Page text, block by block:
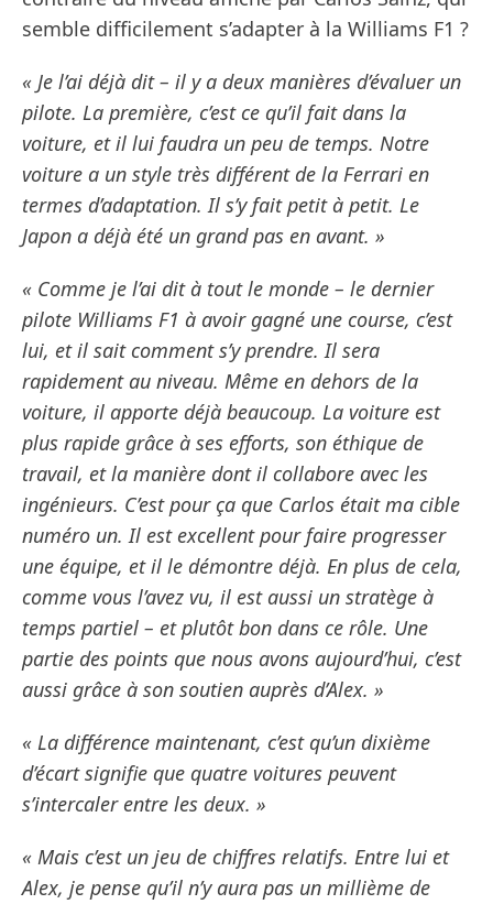
semble difficilement s’adapter à la Williams F1 ?
« Je l’ai déjà dit – il y a deux manières d’évaluer un
pilote. La première, c’est ce qu’il fait dans la
voiture, et il lui faudra un peu de temps. Notre
voiture a un style très différent de la Ferrari en
termes d’adaptation. Il s’y fait petit à petit. Le
Japon a déjà été un grand pas en avant. »
« Comme je l’ai dit à tout le monde – le dernier
pilote Williams F1 à avoir gagné une course, c’est
lui, et il sait comment s’y prendre. Il sera
rapidement au niveau. Même en dehors de la
voiture, il apporte déjà beaucoup. La voiture est
plus rapide grâce à ses efforts, son éthique de
travail, et la manière dont il collabore avec les
ingénieurs. C’est pour ça que Carlos était ma cible
numéro un. Il est excellent pour faire progresser
une équipe, et il le démontre déjà. En plus de cela,
comme vous l’avez vu, il est aussi un stratège à
temps partiel – et plutôt bon dans ce rôle. Une
partie des points que nous avons aujourd’hui, c’est
aussi grâce à son soutien auprès d’Alex. »
« La différence maintenant, c’est qu’un dixième
d’écart signifie que quatre voitures peuvent
s’intercaler entre les deux. »
« Mais c’est un jeu de chiffres relatifs. Entre lui et
Alex, je pense qu’il n’y aura pas un millième de